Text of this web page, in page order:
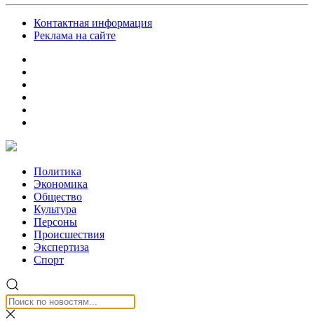
Контактная информация
Реклама на сайте
Политика
Экономика
Общество
Культура
Персоны
Происшествия
Экспертиза
Спорт